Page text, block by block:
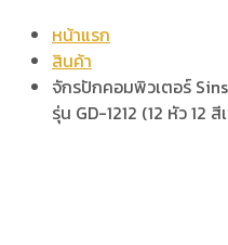
หน้าแรก
สินค้า
จักรปักคอมพิวเตอร์
รุ่น GD-1212 (12 หัว 12 สี